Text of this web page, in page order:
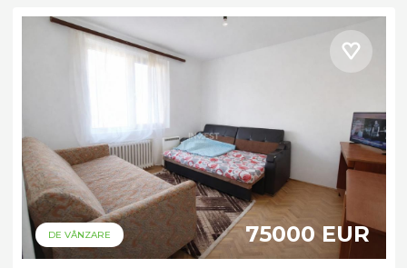
DE VÂNZARE 75000 EUR